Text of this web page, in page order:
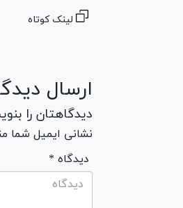
لینک کوتاه
ارسال
دیدگاهتان را
نشانی ایمیل شما
* دیدگاه